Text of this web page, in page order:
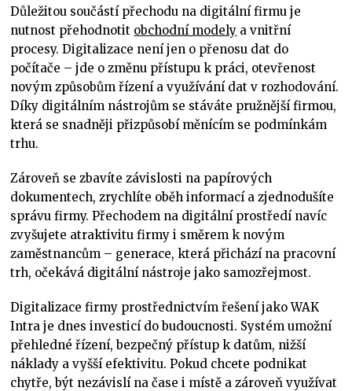
Důležitou součástí přechodu na digitální firmu je
nutnost přehodnotit obchodní modely a vnitřní
procesy. Digitalizace není jen o přenosu dat do
počítače – jde o změnu přístupu k práci, otevřenost
novým způsobům řízení a využívání dat v rozhodování.
Díky digitálním nástrojům se stáváte pružnější firmou,
která se snadněji přizpůsobí měnícím se podmínkám
trhu.
Zároveň se zbavíte závislosti na papírových
dokumentech, zrychlíte oběh informací a zjednodušíte
správu firmy. Přechodem na digitální prostředí navíc
zvyšujete atraktivitu firmy i směrem k novým
zaměstnancům – generace, která přichází na pracovní
trh, očekává digitální nástroje jako samozřejmost.
Digitalizace firmy prostřednictvím řešení jako WAK
Intra je dnes investicí do budoucnosti. Systém umožní
přehledné řízení, bezpečný přístup k datům, nižší
náklady a vyšší efektivitu. Pokud chcete podnikat
chytře, být nezávislí na čase i místě a zároveň využívat